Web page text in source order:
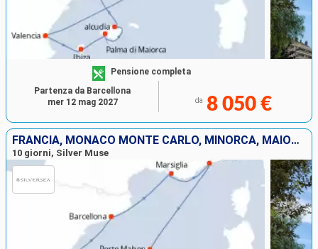
Pensione completa
da 8 050 €
Partenza da Barcellona
mer 12 mag 2027
FRANCIA, MONACO MONTE CARLO, MINORCA, MAIORCA, IBIZA, SPAGNA
10 giorni, Silver Muse